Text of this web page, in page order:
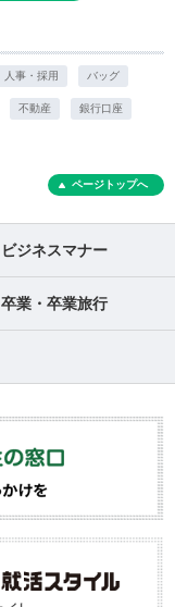
人事・採用 バッグ
不動産 銀行口座
ページトップへ
ビジネスマナー
卒業・卒業旅行